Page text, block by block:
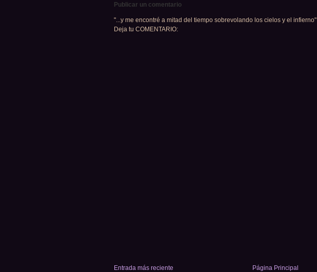
Publicar un comentario
"...y me encontré a mitad del tiempo sobrevolando los cielos y el infierno"
Deja tu COMENTARIO:
Entrada más reciente Página Principal